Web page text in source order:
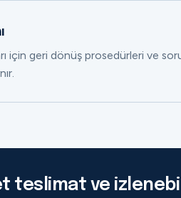
için geri dönüş prosedürleri ve
teslimat ve